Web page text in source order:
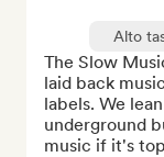
Alto
The Slow
laid back
labels. We
underground
music if it's